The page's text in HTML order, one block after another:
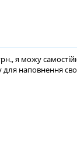
я можу
наповнення